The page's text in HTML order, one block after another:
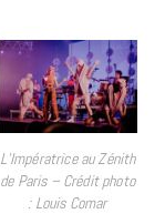
L’Impératrice au Zénith
de Paris – Crédit photo
: Louis Comar